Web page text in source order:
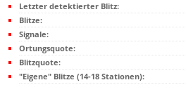
Letzter detektierter Blitz:
Blitze:
Signale:
Ortungsquote:
Blitzquote:
"Eigene" Blitze (14-18 Stationen):